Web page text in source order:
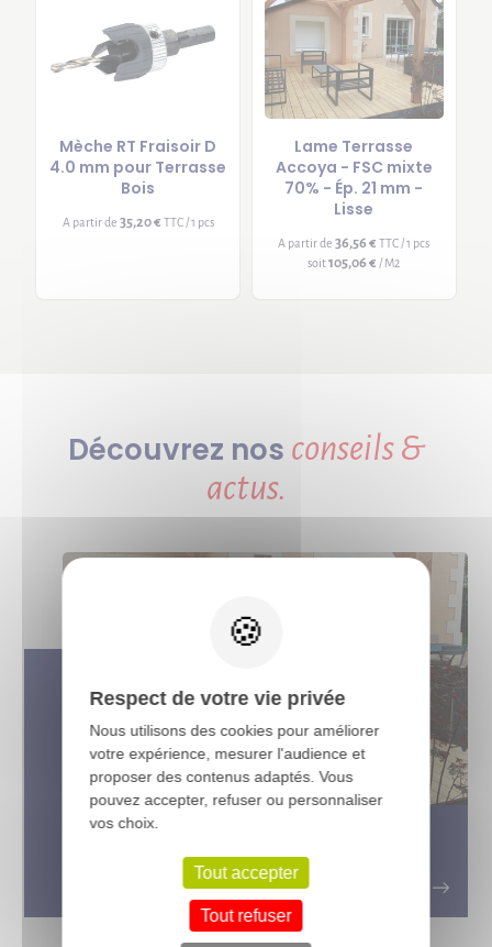
Mèche RT Fraisoir D
4.0 mm pour Terrasse
Bois
A partir de 35,20 € TTC / 1 pcs
Lame Terrasse
Accoya - FSC mixte
70% - Ép. 21 mm -
Lisse
A partir de36,56 € TTC / 1 pcs
soit105,06 € / M2
Découvrez nos conseils &
actus.
solution durable et écologique
Respect de votre vie privée
Nous utilisons des cookies pour améliorer
votre expérience, mesurer l'audience et
proposer des contenus adaptés. Vous
pouvez accepter, refuser ou personnaliser
vos choix.
Tout accepter
Tout refuser